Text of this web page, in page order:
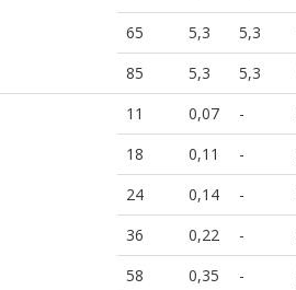
65
5,3 5,3
85
5,3 5,3
11 0,07 -
18
0,11 -
24
0,14 -
36
0,22 -
58
0,35 -